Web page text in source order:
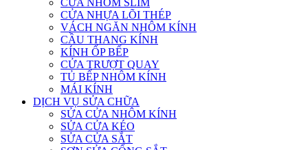
CỬA NHỰA LÕI THÉP
VÁCH NGĂN NHÔM KÍNH
CẦU THANG KÍNH
KÍNH ỐP BẾP
CỬA TRƯỢT QUAY
TỦ BẾP NHÔM KÍNH
MÁI KÍNH
DỊCH VỤ SỬA CHỮA
SỬA CỬA NHÔM KÍNH
SỬA CỬA KÉO
SỬA CỬA SẮT